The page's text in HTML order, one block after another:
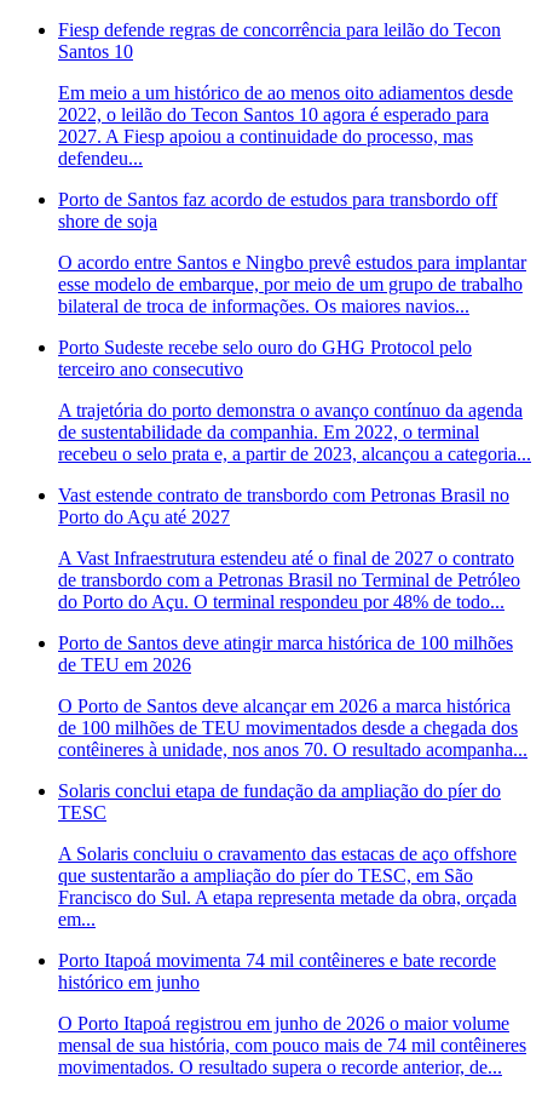
Fiesp defende regras de concorrência para leilão do Tecon
Santos 10
Em meio a um histórico de ao menos oito adiamentos desde
2022, o leilão do Tecon Santos 10 agora é esperado para
2027. A Fiesp apoiou a continuidade do processo, mas
defendeu...
Porto de Santos faz acordo de estudos para transbordo off
shore de soja
O acordo entre Santos e Ningbo prevê estudos para implantar
esse modelo de embarque, por meio de um grupo de trabalho
bilateral de troca de informações. Os maiores navios...
Porto Sudeste recebe selo ouro do GHG Protocol pelo
terceiro ano consecutivo
A trajetória do porto demonstra o avanço contínuo da agenda
de sustentabilidade da companhia. Em 2022, o terminal
recebeu o selo prata e, a partir de 2023, alcançou a categoria...
Vast estende contrato de transbordo com Petronas Brasil no
Porto do Açu até 2027
A Vast Infraestrutura estendeu até o final de 2027 o contrato
de transbordo com a Petronas Brasil no Terminal de Petróleo
do Porto do Açu. O terminal respondeu por 48% de todo...
Porto de Santos deve atingir marca histórica de 100 milhões
de TEU em 2026
O Porto de Santos deve alcançar em 2026 a marca histórica
de 100 milhões de TEU movimentados desde a chegada dos
contêineres à unidade, nos anos 70. O resultado acompanha...
Solaris conclui etapa de fundação da ampliação do píer do
TESC
A Solaris concluiu o cravamento das estacas de aço offshore
que sustentarão a ampliação do píer do TESC, em São
Francisco do Sul. A etapa representa metade da obra, orçada
em...
Porto Itapoá movimenta 74 mil contêineres e bate recorde
histórico em junho
O Porto Itapoá registrou em junho de 2026 o maior volume
mensal de sua história, com pouco mais de 74 mil contêineres
movimentados. O resultado supera o recorde anterior, de...